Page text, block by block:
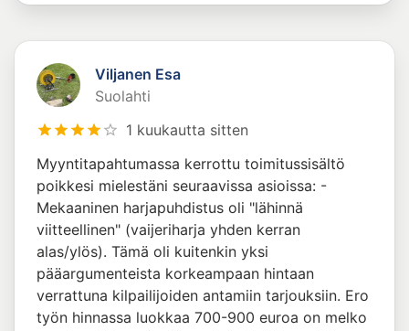
Viljanen Esa
Suolahti
1 kuukautta sitten
Myyntitapahtumassa kerrottu toimitussisältö
poikkesi mielestäni seuraavissa asioissa: -
Mekaaninen harjapuhdistus oli "lähinnä
viitteellinen" (vaijeriharja yhden kerran
alas/ylös). Tämä oli kuitenkin yksi
pääargumenteista korkeampaan hintaan
verrattuna kilpailijoiden antamiin tarjouksiin. Ero
työn hinnassa luokkaa 700-900 euroa on melko